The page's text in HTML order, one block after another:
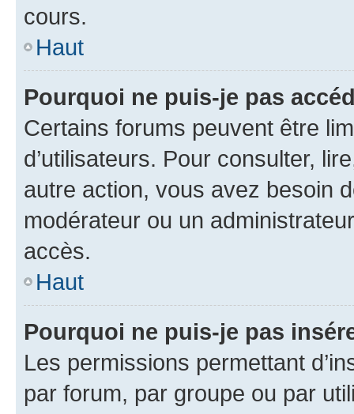
cours.
Haut
Pourquoi ne puis-je pas
Certains forums peuvent être
d’utilisateurs. Pour consulter,
autre action, vous avez besoin
modérateur ou un
accès.
Haut
Pourquoi ne puis-je pas
Les permissions permettant
par forum, par groupe ou par